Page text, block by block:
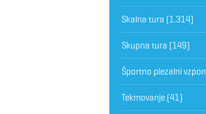
Skalna tura (1.314)
Skupna tura (149)
Športno plezalni vzpon
Tekmovanje(41)